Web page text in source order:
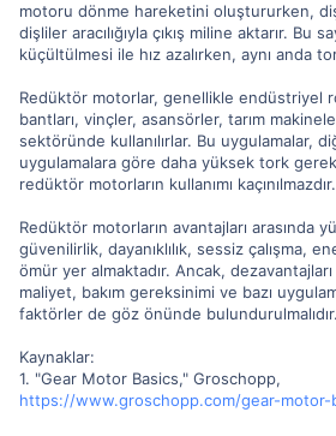
motoru dönme hareketini oluştururken,
dişliler aracılığıyla çıkış miline aktarır. Bu
küçültülmesi ile hız azalırken, aynı anda
Redüktör motorlar, genellikle endüstriyel
bantları, vinçler, asansörler, tarım
sektöründe kullanılırlar. Bu uygulamalar,
uygulamalara göre daha yüksek tork
redüktör motorların kullanımı kaçınılmazdır.
Redüktör motorların avantajları arasında
güvenilirlik, dayanıklılık, sessiz çalışma,
ömür yer almaktadır. Ancak,
maliyet, bakım gereksinimi ve bazı
faktörler de göz önünde bulundurulmalıdır.
Kaynaklar:
1. "Gear Motor Basics," Groschopp,
https://www.groschopp.com/gear-motor-